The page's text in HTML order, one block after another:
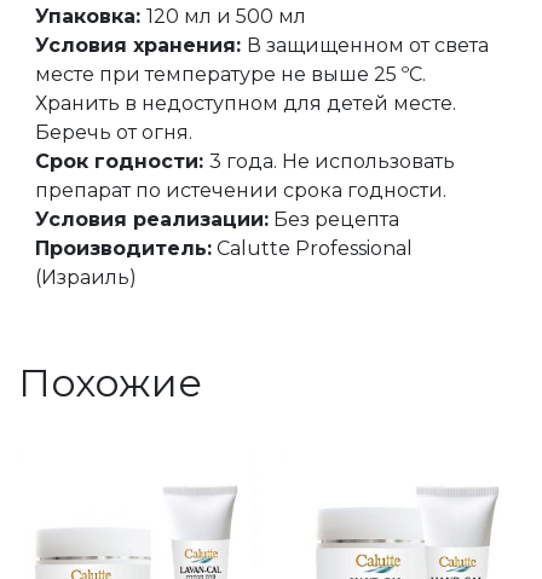
Упаковка: 120 мл и 500 мл
Условия хранения: В защищенном от света
месте при температуре не выше 25 ºС.
Хранить в недоступном для детей месте.
Беречь от огня.
Срок годности: 3 года. Не использовать
препарат по истечении срока годности.
Условия реализации: Без рецепта
Производитель: Calutte Professional
(Израиль)
Похожие